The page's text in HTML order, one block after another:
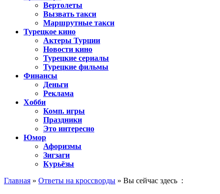
Вертолеты
Вызвать такси
Маршрутные такси
Турецкое кино
Актеры Турции
Новости кино
Турецкие сериалы
Турецкие фильмы
Финансы
Деньги
Реклама
Хобби
Комп. игры
Праздники
Это интересно
Юмор
Афоризмы
Зигзаги
Курьёзы
Главная » Ответы на кроссворды » Вы сейчас здесь :